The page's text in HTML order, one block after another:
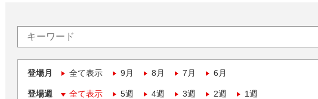
登場月 全て表示 9月 8月 7月 6月
登場週 全て表示 5週 4週 3週 2週 1週